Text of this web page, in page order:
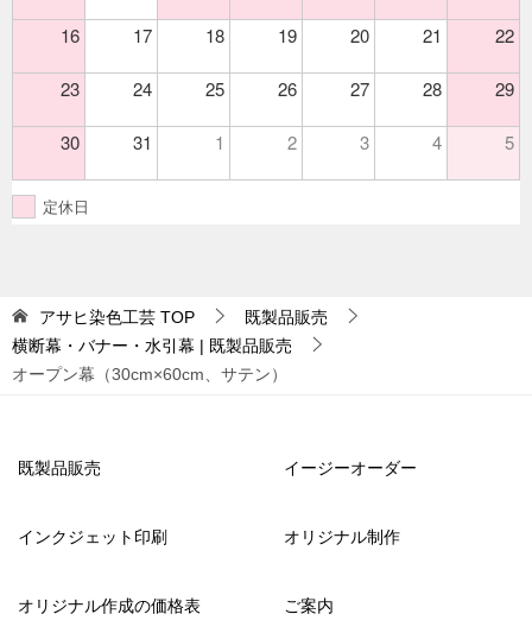
16 17 18 19 20 21 22
23 24 25 26 27 28 29
30 31 1 2 3 4 5
定休日
アサヒ染色工芸 TOP
既製品販売
横断幕・バナー・水引幕 | 既製品販売
オープン幕（30cm×60cm、サテン）
既製品販売 イージーオーダー
インクジェット印刷 オリジナル制作
オリジナル作成の価格表 ご案内